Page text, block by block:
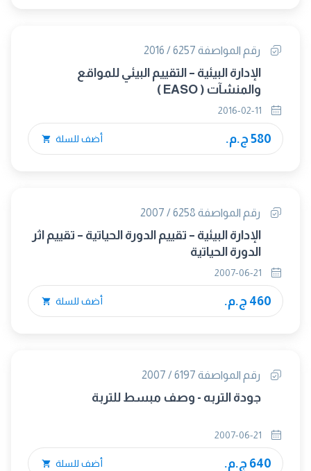
رقم المواصفة 6257 / 2016
الإدارة البيئية – التقييم البيئي للمواقع
والمنشآت ( EASO )
580 ج.م. أضف للسلة
رقم المواصفة 6258 / 2007
الإدارة البيئية – تقييم الدورة الحياتية – تقييم اثر
الدورة الحياتية
460 ج.م. أضف للسلة
رقم المواصفة 6197 / 2007
جودة التربه - وصف مبسط للتربة
640 ج.م. أضف للسلة